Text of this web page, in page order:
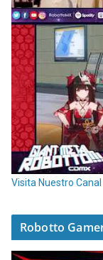
Visita Nuestro Canal
Robotto